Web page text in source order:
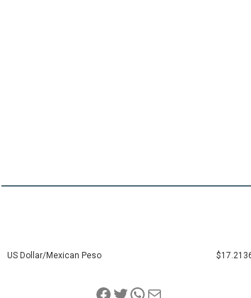
US Dollar/Mexican Peso